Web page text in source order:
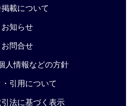
掲載について
お知らせ
お問合せ
人情報などの方針
・引用について
法に基づく表示